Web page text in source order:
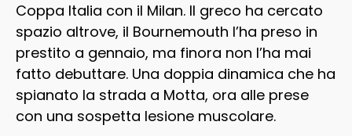
Coppa Italia con il Milan. Il greco ha cercato
spazio altrove, il Bournemouth l’ha preso in
prestito a gennaio, ma finora non l’ha mai
fatto debuttare. Una doppia dinamica che ha
spianato la strada a Motta, ora alle prese
con una sospetta lesione muscolare.